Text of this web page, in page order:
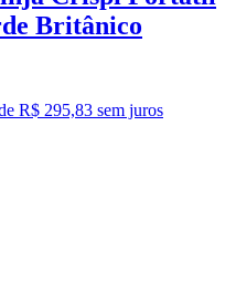
Britânico
R$ 295,83 sem juros